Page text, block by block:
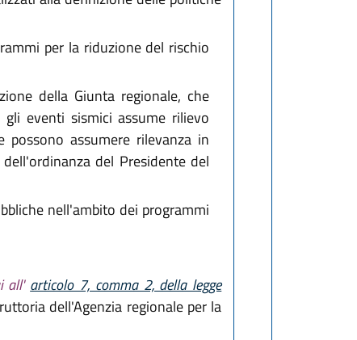
per la riduzione del rischio
della Giunta regionale, che
eventi sismici assume rilievo
assumere rilevanza in
del Presidente del
nell'ambito dei programmi
all' articolo 7, comma 2, della legge
dell'Agenzia regionale per la